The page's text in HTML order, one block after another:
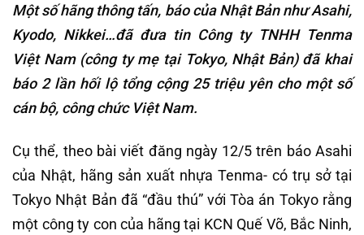
Một số hãng thông tấn, báo của Nhật Bản như Asahi,
Kyodo, Nikkei…đã đưa tin Công ty TNHH Tenma
Việt Nam (công ty mẹ tại Tokyo, Nhật Bản) đã khai
báo 2 lần hối lộ tổng cộng 25 triệu yên cho một số
cán bộ, công chức Việt Nam.
Cụ thể, theo bài viết đăng ngày 12/5 trên báo Asahi
của Nhật, hãng sản xuất nhựa Tenma- có trụ sở tại
Tokyo Nhật Bản đã “đầu thú” với Tòa án Tokyo rằng
một công ty con của hãng tại KCN Quế Võ, Bắc Ninh,